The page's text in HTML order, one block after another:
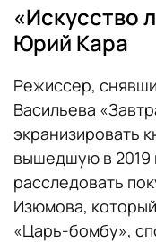
«Искусство
Юрий Кара
Режиссер,
Васильева
экранизировать
вышедшую в 2019
расследовать
Изюмова,
«Царь-бомбу»,